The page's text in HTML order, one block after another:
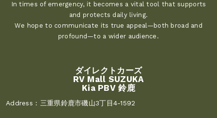
In times of emergency, it becomes a vital tool that supports
and protects daily living.
We hope to communicate its true appeal—both broad and
profound—to a wider audience.
ダイレクトカーズ
RV Mall SUZUKA
Kia PBV 鈴鹿
Address : 三重県鈴鹿市磯山3丁目4-1592